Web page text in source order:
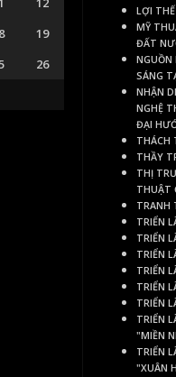
19
26
LỢI THẾ
MỸ
ĐẤT
NGUỒN
SÁNG
NHẬN
NGHỆ
ĐẠI
THÁCH
THẦY
THỊ
THUẬT
TRANH
TRIỂN
TRIỂN
TRIỂN
TRIỂN
TRIỂN
TRIỂN
TRIỂN
"MIỀN
TRIỂN
"XUÂN